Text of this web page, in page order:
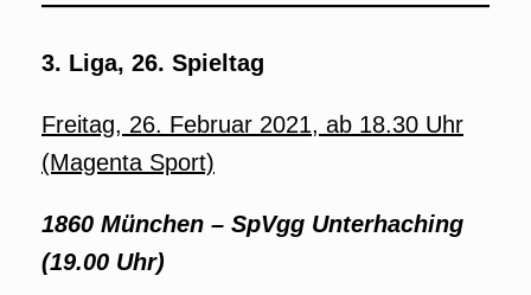
3. Liga, 26. Spieltag
Freitag, 26. Februar 2021, ab 18.30 Uhr
(Magenta Sport)
1860 München – SpVgg Unterhaching
(19.00 Uhr)